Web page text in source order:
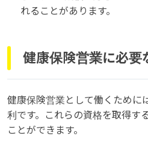
れることがあります。
健康保険営業に必要
健康保険営業として働くために
利です。これらの資格を取得す
ことができます。